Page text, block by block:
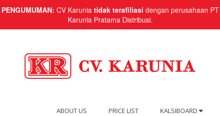
PENGUMUMAN: CV Karunia tidak terafiliasi dengan perusahaan PT
Karunia Pratama Distribusi.
ABOUT US PRICE LIST
KALSIBOARD